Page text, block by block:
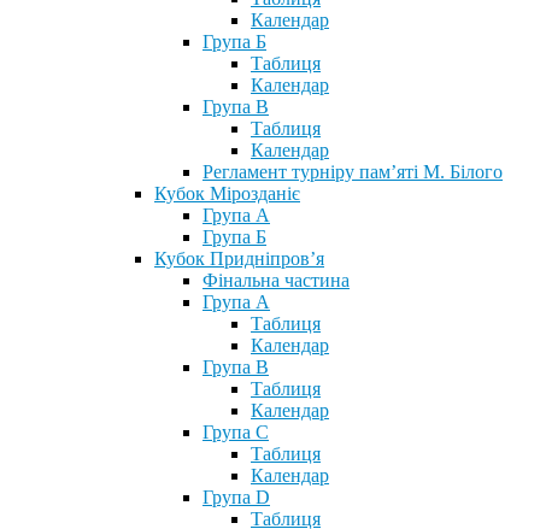
Календар
Група Б
Таблиця
Календар
Група В
Таблиця
Календар
Регламент турніру пам’яті М. Білого
Кубок Мірозданіє
Група А
Група Б
Кубок Придніпров’я
Фінальна частина
Група А
Таблиця
Календар
Група В
Таблиця
Календар
Група С
Таблиця
Календар
Група D
Таблиця